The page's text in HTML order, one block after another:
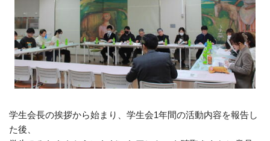
学生会長の挨拶から始まり、学生会1年間の活動内容を報告し
た後、